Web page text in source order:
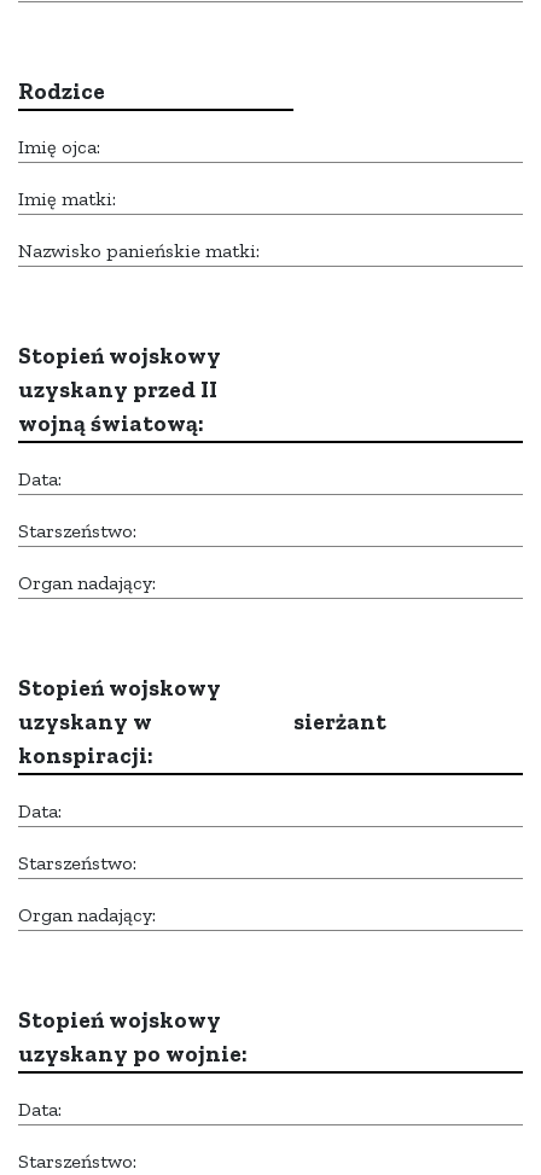
Rodzice
Imię ojca:
Imię matki:
Nazwisko panieńskie matki:
Stopień wojskowy
uzyskany przed II
wojną światową:
Data:
Starszeństwo:
Organ nadający:
Stopień wojskowy
uzyskany w
konspiracji:
sierżant
Data:
Starszeństwo:
Organ nadający:
Stopień wojskowy
uzyskany po wojnie:
Data:
Starszeństwo: